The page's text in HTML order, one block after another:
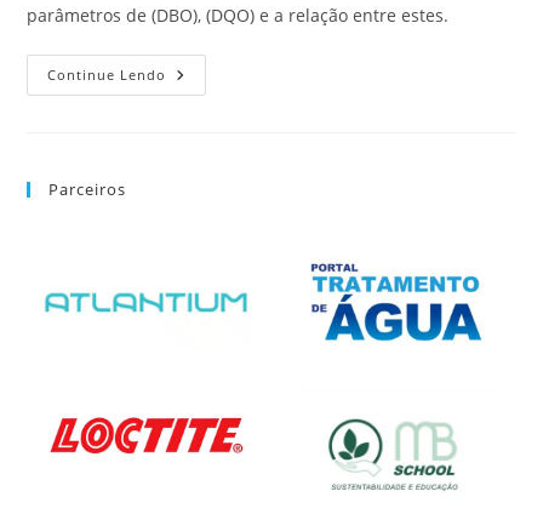
parâmetros de (DBO), (DQO) e a relação entre estes.
Continue Lendo
Parceiros